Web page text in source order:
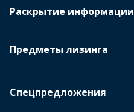
Предметы лизинга
Спецпредложения
Раскрытие информации